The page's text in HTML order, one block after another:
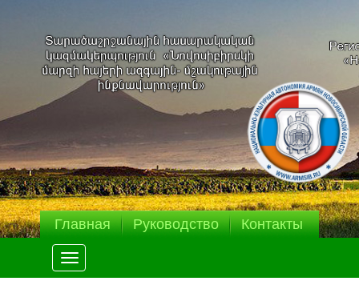
Главная Руководство Контакты
Меню